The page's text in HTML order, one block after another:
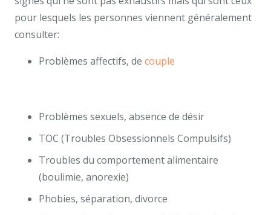
pour lesquels les personnes viennent généralement
consulter:
Problèmes affectifs, de couple
Problèmes sexuels, absence de désir
TOC (Troubles Obsessionnels Compulsifs)
Troubles du comportement alimentaire
(boulimie, anorexie)
Phobies, séparation, divorce